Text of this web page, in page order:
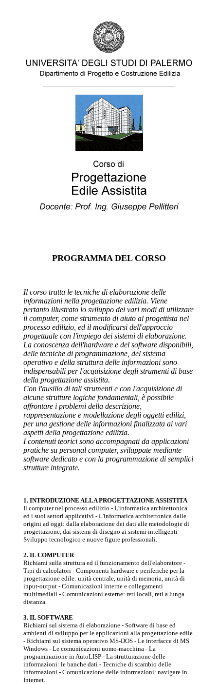
PROGRAMMA DEL CORSO
Il corso tratta le tecniche di elaborazione delle
informazioni nella progettazione edilizia. Viene
pertanto illustrato lo sviluppo dei vari modi di utilizzare
il computer, come strumento di aiuto al progettista nel
processo edilizio, ed il modificarsi dell'approccio
progettuale con l'impiego dei sistemi di elaborazione.
La conoscenza dell'hardware e del software disponibili,
delle tecniche di programmazione, del sistema
operativo e della struttura delle informazioni sono
indispensabili per l'acquisizione degli strumenti di base
della progettazione assistita.
Con l'ausilio di tali strumenti e con l'acquisizione di
alcune strutture logiche fondamentali, è possibile
affrontare i problemi della descrizione,
rappresentazione e modellazione degli oggetti edilizi,
per una gestione delle informazioni finalizzata ai vari
aspetti della progettazione edilizia.
I contenuti teorici sono accompagnati da applicazioni
pratiche su personal computer, sviluppate mediante
software dedicato e con la programmazione di semplici
strutture integrate.
1. INTRODUZIONE ALLA PROGETTAZIONE ASSISTITA
Il computer nel processo edilizio - L'informatica architettonica
ed i suoi settori applicativi - L'informatica architettonica dalle
origini ad oggi: dalla elaborazione dei dati alle metodologie di
progettazione, dai sistemi di disegno ai sistemi intelligenti -
Sviluppo tecnologico e nuove figure professionali.
2. IL COMPUTER
Richiami sulla struttura ed il funzionamento dell'elaboratore -
Tipi di calcolatori - Componenti hardware e periferiche per la
progettazione edile: unità centrale, unità di memoria, unità di
input-output - Comunicazioni interne e collegamenti
multimediali - Comunicazioni esterne: reti locali, reti a lunga
distanza.
3. IL SOFTWARE
Richiami sul sistema di elaborazione - Software di base ed
ambienti di sviluppo per le applicazioni alla progettazione edile
- Richiami sul sistema operativo MS-DOS - Le interfacce di MS
Windows - Le comunicazioni uomo-macchina - La
programmazione in AutoLISP - La strutturazione delle
informazioni: le banche dati - Tecniche di scambio delle
informazioni - Comunicazione delle informazioni: navigare in
Internet.